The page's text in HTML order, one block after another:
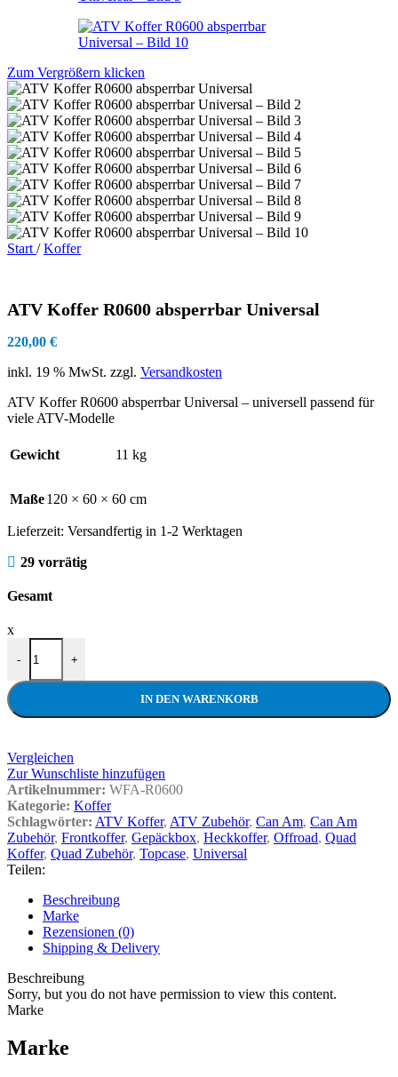
Zum Vergrößern klicken
Start / Koffer
ATV Koffer R0600 absperrbar Universal
220,00 €
inkl. 19 % MwSt. zzgl. Versandkosten
ATV Koffer R0600 absperrbar Universal – universell passend für
viele ATV-Modelle
Gewicht 11 kg
Maße120 × 60 × 60 cm
Lieferzeit: Versandfertig in 1-2 Werktagen
29 vorrätig
Gesamt
x
- +
IN DEN WARENKORB
Vergleichen
Zur Wunschliste hinzufügen
Artikelnummer: WFA-R0600
Kategorie: Koffer
Schlagwörter: ATV Koffer, ATV Zubehör, Can Am, Can Am
Zubehör, Frontkoffer, Gepäckbox, Heckkoffer, Offroad, Quad
Koffer, Quad Zubehör, Topcase, Universal
Teilen:
Beschreibung
Marke
Rezensionen (0)
Shipping & Delivery
Beschreibung
Sorry, but you do not have permission to view this content.
Marke
Marke